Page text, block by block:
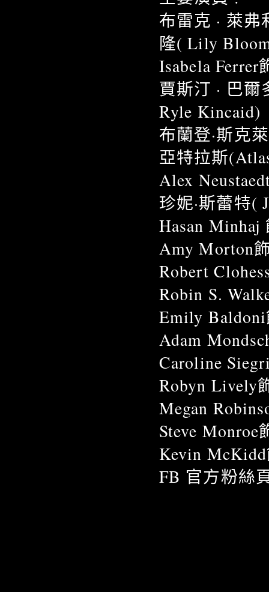
布雷克 · 萊
隆( Lily
Isabela
賈斯汀 · 巴
Ryle Kincaid)
布蘭登·斯克
亞特拉斯
Alex
珍妮·斯蕾特(
Hasan
Amy Morton
Robert
Robin S.
Emily
Adam
Caroline
Robyn Lively
Megan
Steve Monroe
Kevin
FB 官方粉絲